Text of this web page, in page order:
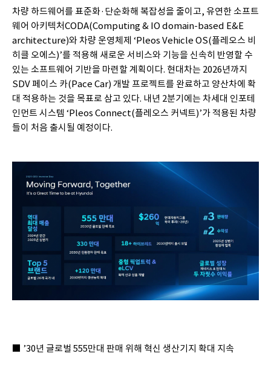
차량 하드웨어를 표준화·단순화해 복잡성을 줄이고, 유연한 소프트
웨어 아키텍처CODA(Computing & IO domain-based E&E
architecture)와 차량 운영체제 ‘Pleos Vehicle OS(플레오스 비
히클 오에스)’를 적용해 새로운 서비스와 기능을 신속히 반영할 수
있는 소프트웨어 기반을 마련할 계획이다. 현대차는 2026년까지
SDV 페이스 카(Pace Car) 개발 프로젝트를 완료하고 양산차에 확
대 적용하는 것을 목표로 삼고 있다. 내년 2분기에는 차세대 인포테
인먼트 시스템 ‘Pleos Connect(플레오스 커넥트)’가 적용된 차량
들이 처음 출시될 예정이다.
■ ’30년 글로벌 555만대 판매 위해 혁신 생산기지 확대 지속